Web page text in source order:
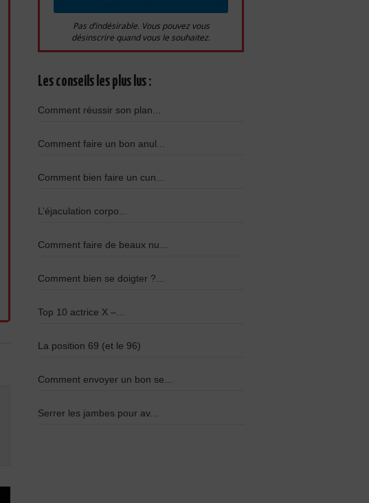
Pas d’indésirable. Vous pouvez vous
désinscrire quand vous le souhaitez.
Les conseils les plus lus :
Comment réussir son plan...
Comment faire un bon anul...
Comment bien faire un cun...
L’éjaculation corpo...
Comment faire de beaux nu...
Comment bien se doigter ?...
Top 10 actrice X –...
La position 69 (et le 96)
Comment envoyer un bon se...
Serrer les jambes pour av...